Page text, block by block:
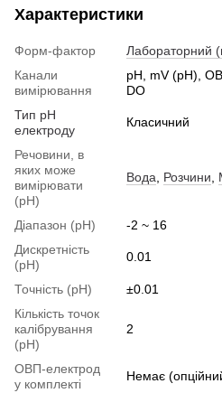
Характеристики
Форм-фактор
Лабораторний
Канали
вимірювання
pH, mV (pH),
DO
Тип pH
електроду
Класичний
Речовини, в
яких може
вимірювати
(pH)
Вода Розчини
Діапазон (pH)
-2 ~ 16
Дискретність
(pH)
0.01
Точність (pH)
±0.01
Кількість точок
калібрування
(pH)
2
ОВП-електрод
у комплекті
Немає